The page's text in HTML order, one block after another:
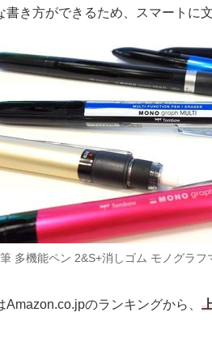
書き方ができるため、スマートに
筆 多機能ペン 2&S+消しゴム モノグラフ
のランキングから、